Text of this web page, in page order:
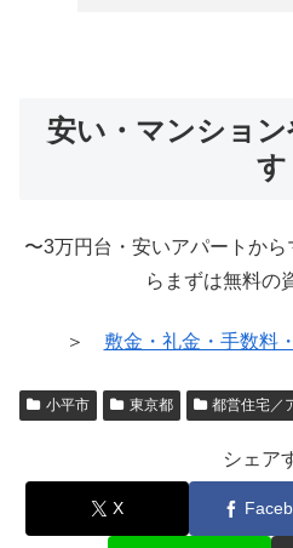
安い・マンショ
す
〜3万円台・安いアパートか
らまずは無料の
＞ 敷金・礼金・手数料
小平市 東京都 都営住宅／
シェア
X